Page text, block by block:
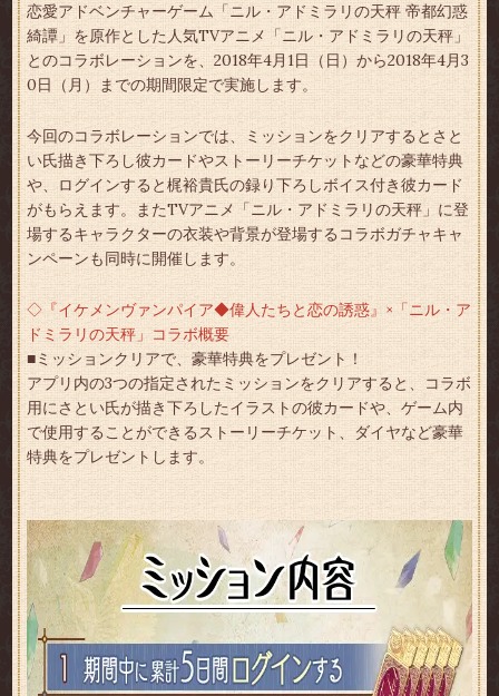
恋愛アドベンチャーゲーム「ニル・アドミラリの天秤 帝都幻惑
綺譚」を原作とした人気TVアニメ「ニル・アドミラリの天秤」
とのコラボレーションを、2018年4月1日（日）から2018年4月3
0日（月）までの期間限定で実施します。
今回のコラボレーションでは、ミッションをクリアするとさと
い氏描き下ろし彼カードやストーリーチケットなどの豪華特典
や、ログインすると梶裕貴氏の録り下ろしボイス付き彼カード
がもらえます。またTVアニメ「ニル・アドミラリの天秤」に登
場するキャラクターの衣装や背景が登場するコラボガチャキャ
ンペーンも同時に開催します。
◇『イケメンヴァンパイア◆偉人たちと恋の誘惑』×「ニル・ア
ドミラリの天秤」コラボ概要
■ミッションクリアで、豪華特典をプレゼント！
アプリ内の3つの指定されたミッションをクリアすると、コラボ
用にさとい氏が描き下ろしたイラストの彼カードや、ゲーム内
で使用することができるストーリーチケット、ダイヤなど豪華
特典をプレゼントします。